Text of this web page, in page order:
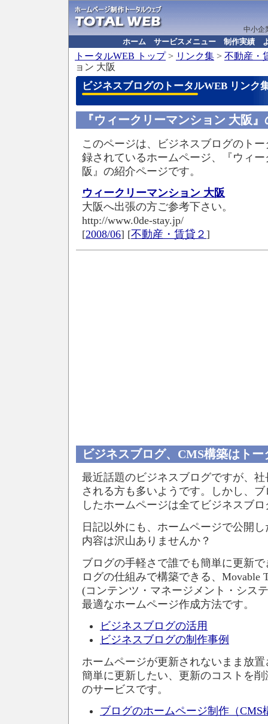
中小企
ホーム サービスメニュー 制作実績
トータルWEB トップ> リンク集 > 不動産・
ョン 大阪
ビジネスブログのトータルWEB リンク
『ウィークリーマンション 大阪
このページは、ビジネスブログのト
録されているホームページ、『ウィ
阪』の紹介ページです。
ウィークリーマンション 大阪
大阪へ出張の方ご参考下さい。
http://www.0de-stay.jp/
[2008/06] [不動産・賃貸２ ]
ビジネスブログ、CMS構築はトー
最近話題のビジネスブログですが、
される方も多いようです。しかし、
したホームページは全てビジネスブ
日記以外にも、ホームページで公開
内容は沢山ありませんか？
ブログの手軽さで誰でも簡単に更新
ログの仕組みで構築できる、Movable
(コンテンツ・マネージメント・シス
最適なホームページ作成方法です。
ビジネスブログの活用
ビジネスブログの制作事例
ホームページが更新されないまま放
簡単に更新したい、更新のコストを
のサービスです。
ブログのホームページ制作（CMS